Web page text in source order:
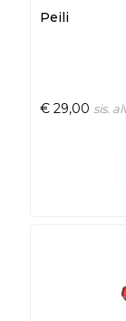
Peili
€ 29,00 sis.